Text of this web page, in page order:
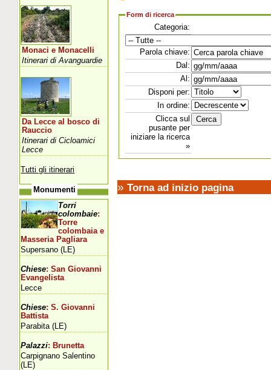
Form di ricerca
Categoria:
Parola chiave:
Dal:
Al:
Disponi per:
In ordine:
Clicca sul
pusante per
iniziare la ricerca
»
» Torna ad inizio pagina
Monaci e Monacelli
Itinerari di Avanguardie
Da Lecce al bosco di
Rauccio
Itinerari di Cicloamici
Lecce
Tutti gli itinerari
Monumenti
Torri
colombaie:
Torre
colombaia e
Masseria Pagliara
Supersano (LE)
Chiese: San Giovanni
Evangelista
Lecce
Chiese: S. Giovanni
Battista
Parabita (LE)
Palazzi: Brunetta
Carpignano Salentino
(LE)